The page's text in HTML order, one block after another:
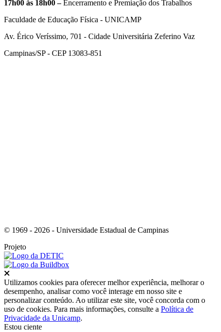
17h00 às 18h00 –Encerramento e Premiação dos Trabalhos
Faculdade de Educação Física - UNICAMP
Av. Érico Veríssimo, 701 - Cidade Universitária Zeferino Vaz
Campinas/SP - CEP 13083-851
© 1969 - 2026 - Universidade Estadual de Campinas
Projeto
Utilizamos cookies para oferecer melhor experiência, melhorar o
desempenho, analisar como você interage em nosso site e
personalizar conteúdo. Ao utilizar este site, você concorda com o
uso de cookies. Para mais informações, consulte a Política de
Privacidade da Unicamp.
Estou ciente